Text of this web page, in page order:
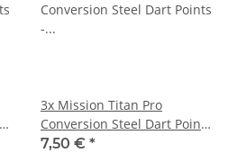
3x Mission Titan Pro
Conversion Steel Dart Points
- Grooved - Silver 30 mm
7,50 € *